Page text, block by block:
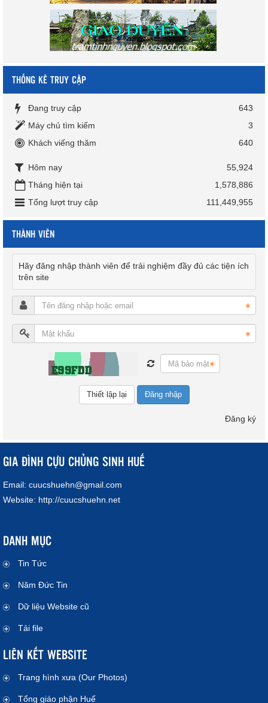
THỐNG KÊ TRUY CẬP
Đang truy cập
643
Máy chủ tìm kiếm
3
Khách viếng thăm
640
Hôm nay
55,924
Tháng hiện tại
1,578,886
Tổng lượt truy cập
111,449,955
THÀNH VIÊN
Hãy đăng nhập thành viên để trải nghiệm đầy đủ các tiện ích
trên site
Đăng nhập
Đăng ký
GIA ĐÌNH CỰU CHỦNG SINH HUẾ
Email: cuucshuehn@gmail.com
Website: http://cuucshuehn.net
DANH MỤC
Tin Tức
Năm Đức Tin
Dữ liệu Website cũ
Tải file
LIÊN KẾT WEBSITE
Trang hình xưa (Our Photos)
Tổng giáo phận Huế